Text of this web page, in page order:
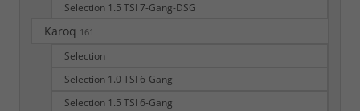
Selection 1.5 TSI 7-Gang-DSG
Karoq 161
Selection
Selection 1.0 TSI 6-Gang
Selection 1.5 TSI 6-Gang